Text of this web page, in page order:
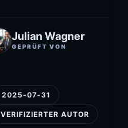
Julian Wagner
GEPRÜFT VON
2025-07-31
VERIFIZIERTER AUTOR